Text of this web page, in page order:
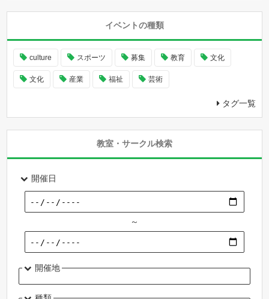
イベントの種類
culture スポーツ 募集 教育 文化
文化 産業 福祉 芸術
タグ一覧
教室・サークル検索
開催日
～
開催地